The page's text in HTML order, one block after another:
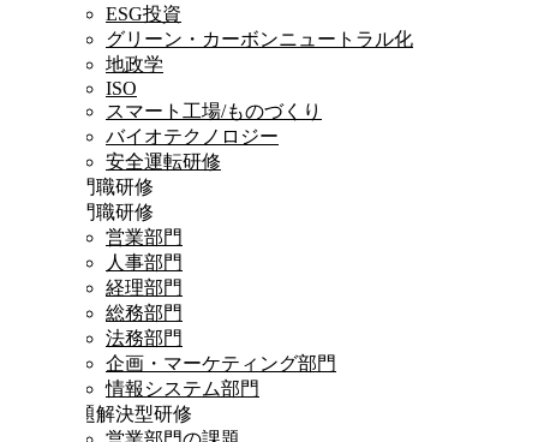
ESG投資
グリーン・カーボンニュートラル化
地政学
ISO
スマート工場/ものづくり
バイオテクノロジー
安全運転研修
専門職研修
専門職研修
営業部門
人事部門
経理部門
総務部門
法務部門
企画・マーケティング部門
情報システム部門
課題解決型研修